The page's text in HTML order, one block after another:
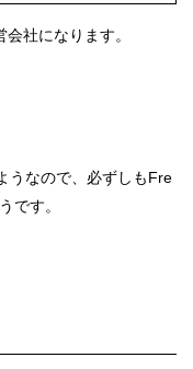
社になります。
うなので、必ずしもFre
です。